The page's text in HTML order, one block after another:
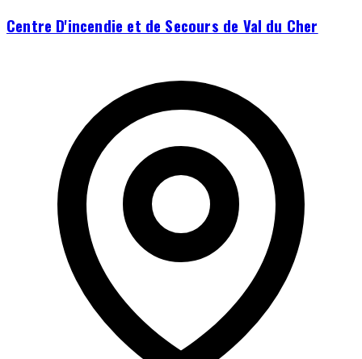
Centre D'incendie et de Secours de Val du Cher